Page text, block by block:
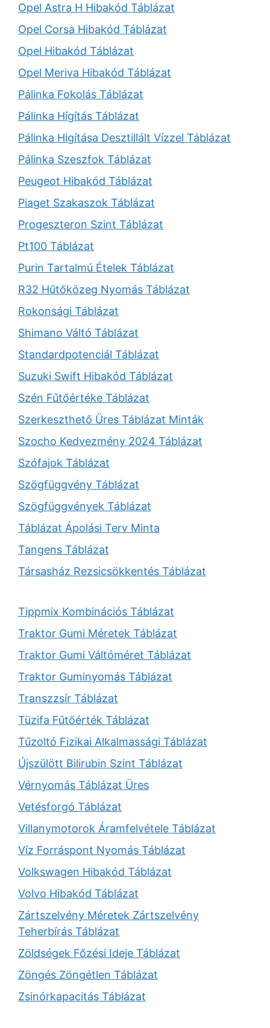
Opel Astra H Hibakód Táblázat
Opel Corsa Hibakód Táblázat
Opel Hibakód Táblázat
Opel Meriva Hibakód Táblázat
Pálinka Fokolás Táblázat
Pálinka Hígítás Táblázat
Pálinka Higítása Desztillált Vízzel Táblázat
Pálinka Szeszfok Táblázat
Peugeot Hibakód Táblázat
Piaget Szakaszok Táblázat
Progeszteron Szint Táblázat
Pt100 Táblázat
Purin Tartalmú Ételek Táblázat
R32 Hűtőközeg Nyomás Táblázat
Rokonsági Táblázat
Shimano Váltó Táblázat
Standardpotenciál Táblázat
Suzuki Swift Hibakód Táblázat
Szén Fűtőértéke Táblázat
Szerkeszthető Üres Táblázat Minták
Szocho Kedvezmény 2024 Táblázat
Szófajok Táblázat
Szögfüggvény Táblázat
Szögfüggvények Táblázat
Táblázat Ápolási Terv Minta
Tangens Táblázat
Társasház Rezsicsökkentés Táblázat
Tippmix Kombinációs Táblázat
Traktor Gumi Méretek Táblázat
Traktor Gumi Váltóméret Táblázat
Traktor Guminyomás Táblázat
Transzzsír Táblázat
Tüzifa Fűtőérték Táblázat
Tűzoltó Fizikai Alkalmassági Táblázat
Újszülött Bilirubin Szint Táblázat
Vérnyomás Táblázat Üres
Vetésforgó Táblázat
Villanymotorok Áramfelvétele Táblázat
Víz Forráspont Nyomás Táblázat
Volkswagen Hibakód Táblázat
Volvo Hibakód Táblázat
Zártszelvény Méretek Zártszelvény
Teherbírás Táblázat
Zöldségek Főzési Ideje Táblázat
Zöngés Zöngétlen Táblázat
Zsinórkapacitás Táblázat